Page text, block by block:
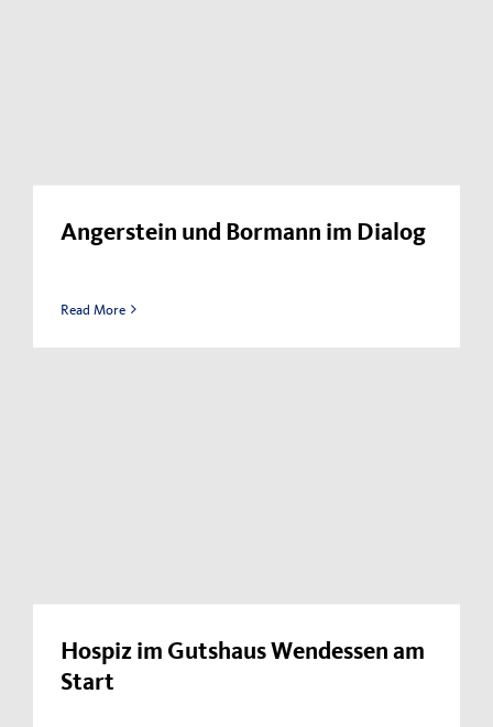
Angerstein und Bormann im Dialog
Read More
Hospiz im Gutshaus Wendessen am
Start